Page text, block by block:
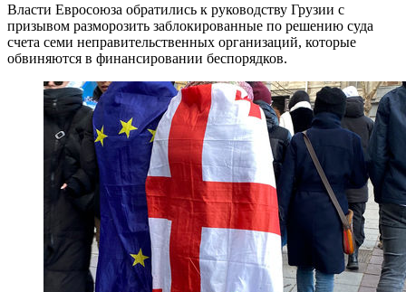
Власти Евросоюза обратились к руководству Грузии с
призывом разморозить заблокированные по решению суда
счета семи неправительственных организаций, которые
обвиняются в финансировании беспорядков.